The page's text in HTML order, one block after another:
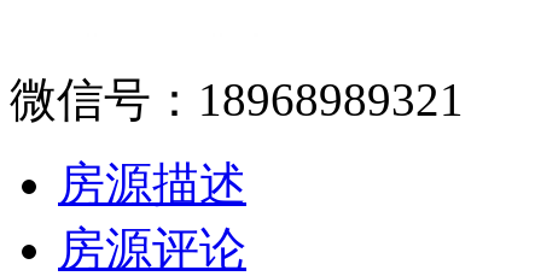
微信号：18968989321
房源描述
房源评论